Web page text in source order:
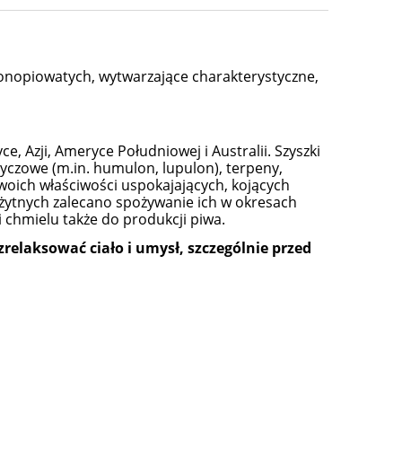
wytwarzające charakterystyczne,
Azji, Ameryce Południowej i Australii. Szyszki
(m.in. humulon, lupulon), terpeny,
właściwości uspokajających, kojących
zalecano spożywanie ich w okresach
chmielu także do produkcji piwa.
ciało i umysł, szczególnie przed